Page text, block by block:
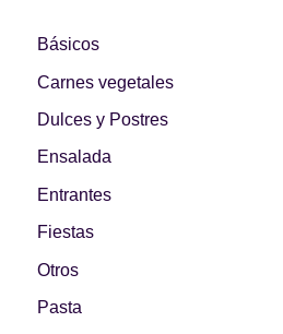
Básicos
Carnes vegetales
Dulces y Postres
Ensalada
Entrantes
Fiestas
Otros
Pasta